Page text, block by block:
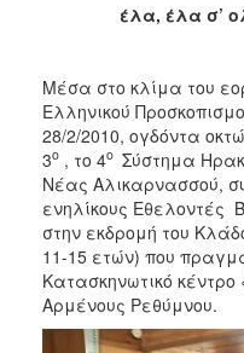
έλα, έλα σ’
Μέσα στο κλίμα του
Ελληνικού
28/2/2010, ογδόντα
3ο , το 4ο Σύστημα
Νέας Αλικαρνασσού,
ενηλίκους
στην εκδρομή του
11-15 ετών) που
Κατασκηνωτικό
Αρμένους Ρεθύμνου.